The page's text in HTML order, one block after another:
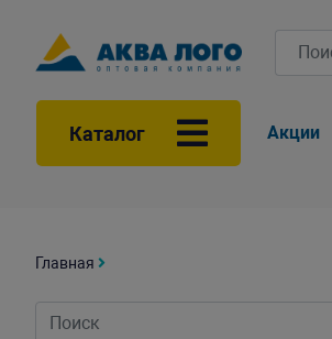
Каталог Акции
Главная